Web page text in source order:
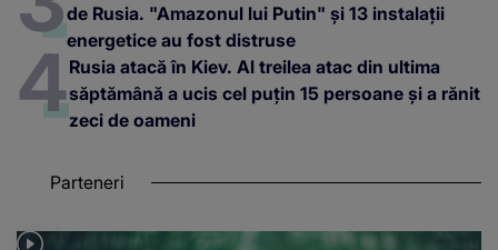
de Rusia. "Amazonul lui Putin" și 13 instalații
energetice au fost distruse
Rusia atacă în Kiev. Al treilea atac din ultima
săptămână a ucis cel puțin 15 persoane și a rănit
zeci de oameni
Parteneri